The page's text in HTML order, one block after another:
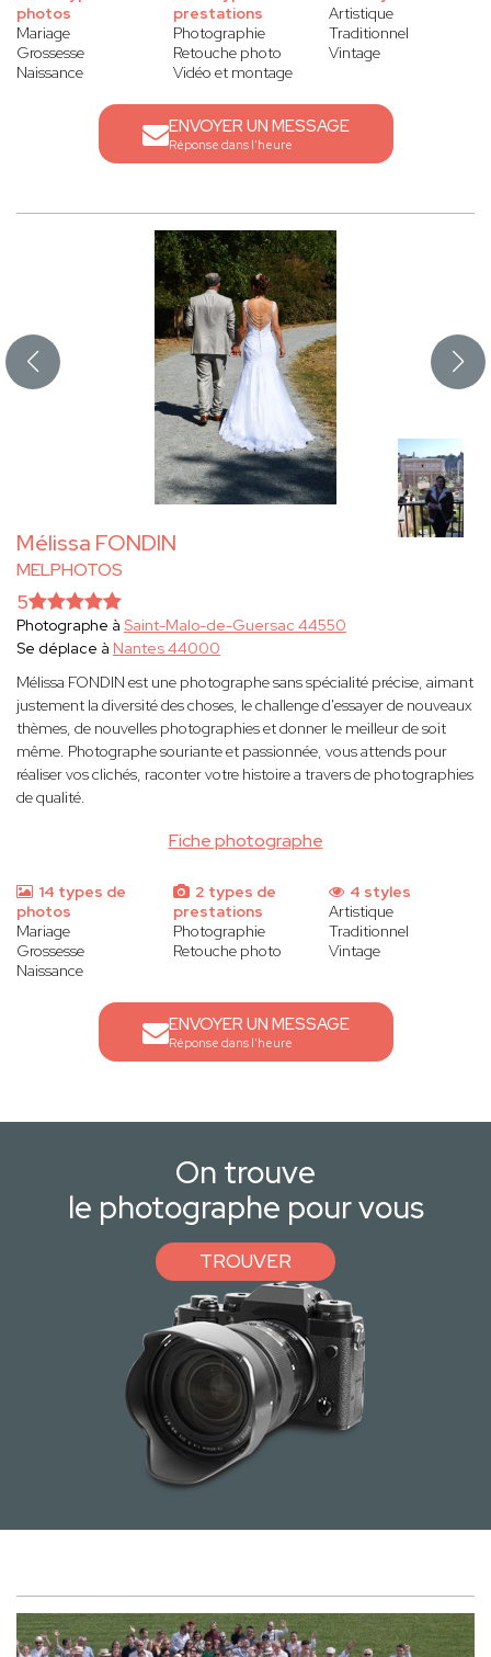
photos
Mariage
Grossesse
Naissance
prestations
Photographie
Retouche photo
Vidéo et montage
Artistique
Traditionnel
Vintage
ENVOYER UN MESSAGE
Réponse dans l'heure
Mélissa FONDIN
MELPHOTOS
Fiche photographe
5
Photographe à Saint-Malo-de-Guersac 44550
Se déplace à Nantes 44000
Mélissa FONDIN est une photographe sans spécialité précise, aimant
justement la diversité des choses, le challenge d'essayer de nouveaux
thèmes, de nouvelles photographies et donner le meilleur de soit
même. Photographe souriante et passionnée, vous attends pour
réaliser vos clichés, raconter votre histoire a travers de photographies
de qualité.
14 types de
photos
Mariage
Grossesse
Naissance
2 types de
prestations
Photographie
Retouche photo
4 styles
Artistique
Traditionnel
Vintage
ENVOYER UN MESSAGE
Réponse dans l'heure
On trouve
le photographe pour vous
TROUVER